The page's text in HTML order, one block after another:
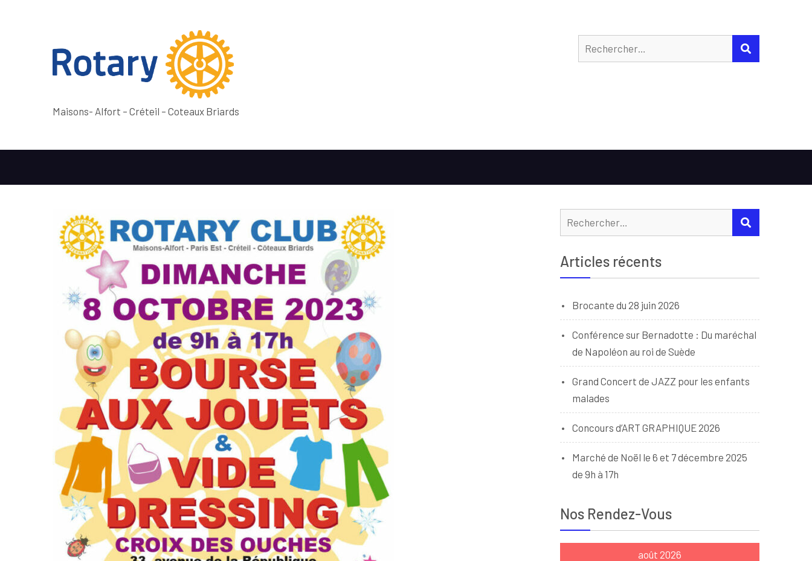
Maisons- Alfort – Créteil – Coteaux Briards
Rechercher :
Articles récents
Brocante du 28 juin 2026
Conférence sur Bernadotte : Du maréchal
de Napoléon au roi de Suède
Grand Concert de JAZZ pour les enfants
malades
Concours d’ART GRAPHIQUE 2026
Marché de Noël le 6 et 7 décembre 2025
de 9h à 17h
Nos Rendez-Vous
août 2026